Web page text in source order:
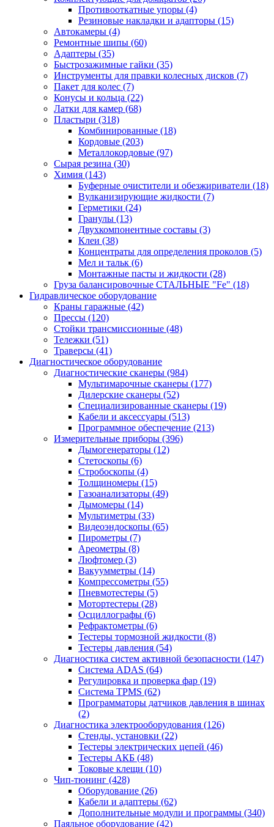
Противооткатные упоры (4)
Резиновые накладки и адапторы (15)
Автокамеры (4)
Ремонтные шипы (60)
Адаптеры (35)
Быстрозажимные гайки (35)
Инструменты для правки колесных дисков (7)
Пакет для колес (7)
Конусы и кольца (22)
Латки для камер (68)
Пластыри (318)
Комбинированные (18)
Кордовые (203)
Металлокордовые (97)
Сырая резина (30)
Химия (143)
Буферные очистители и обезжириватели (18)
Вулканизирующие жидкости (7)
Герметики (24)
Гранулы (13)
Двухкомпонентные составы (3)
Клеи (38)
Концентраты для определения проколов (5)
Мел и тальк (6)
Монтажные пасты и жидкости (28)
Груза балансировочные СТАЛЬНЫЕ "Fe" (18)
Гидравлическое оборудование
Краны гаражные (42)
Прессы (120)
Стойки трансмиссионные (48)
Тележки (51)
Траверсы (41)
Диагностическое оборудование
Диагностические сканеры (984)
Мультимарочные сканеры (177)
Дилерские сканеры (52)
Специализированные сканеры (19)
Кабели и аксессуары (513)
Программное обеспечение (213)
Измерительные приборы (396)
Дымогенераторы (12)
Стетоскопы (6)
Стробоскопы (4)
Толщиномеры (15)
Газоанализаторы (49)
Дымомеры (14)
Мультиметры (33)
Видеоэндоскопы (65)
Пирометры (7)
Ареометры (8)
Люфтомер (3)
Вакуумметры (14)
Компрессометры (55)
Пневмотестеры (5)
Мотортестеры (28)
Осциллографы (6)
Рефрактометры (6)
Тестеры тормозной жидкости (8)
Тестеры давления (54)
Диагностика систем активной безопасности (147)
Система ADAS (64)
Регулировка и проверка фар (19)
Система TPMS (62)
Программаторы датчиков давления в шинах
(2)
Диагностика электрооборудования (126)
Стенды, установки (22)
Тестеры электрических цепей (46)
Тестеры АКБ (48)
Токовые клещи (10)
Чип-тюнинг (428)
Оборудование (26)
Кабели и адаптеры (62)
Дополнительные модули и программы (340)
Паяльное оборудование (42)